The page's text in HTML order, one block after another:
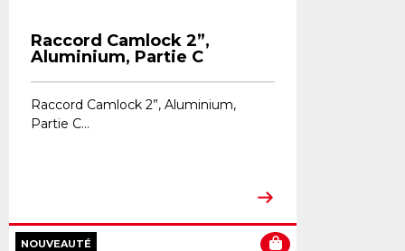
Raccord Camlock 2”,
Aluminium, Partie C
Raccord Camlock 2”, Aluminium,
Partie C...
NOUVEAUTÉ